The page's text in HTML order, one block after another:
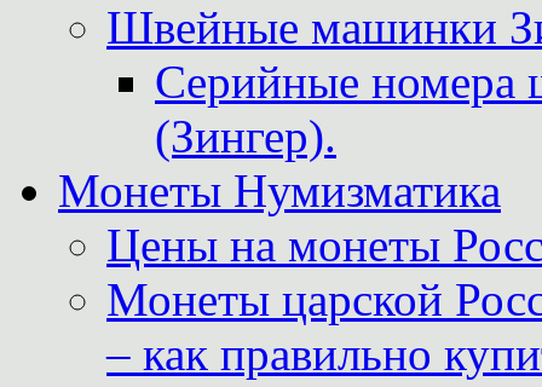
Швейные машинки
Серийные
(Зингер).
Монеты Нумизматика
Цены на монеты
Монеты царской
– как правильно